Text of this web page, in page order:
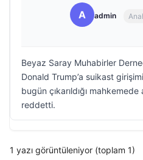
A admin
Beyaz Saray Muhabirler
Donald Trump’a suikast
bugün çıkarıldığı
reddetti.
1 yazı görüntüleniyor (toplam 1)